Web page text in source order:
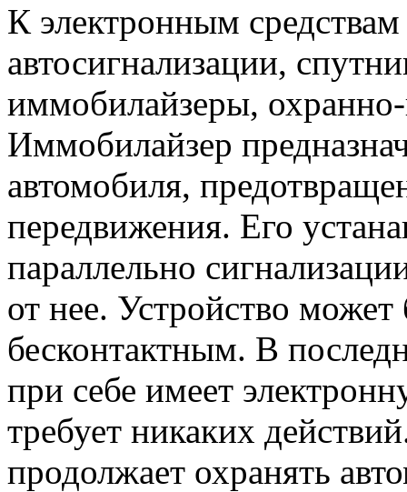
К электронным
автосигнализации,
иммобилайзеры,
Иммобилайзер
автомобиля,
передвижения. Его
параллельно
от нее. Устройство
бесконтактным. В
при себе имеет
требует никаких
продолжает охранять